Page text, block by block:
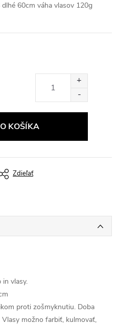
60cm váha vlasov 120g
KOŠÍKA
Zdieľať
in vlasy.
proti zošmyknutiu. Doba
možno farbiť, kulmovať,